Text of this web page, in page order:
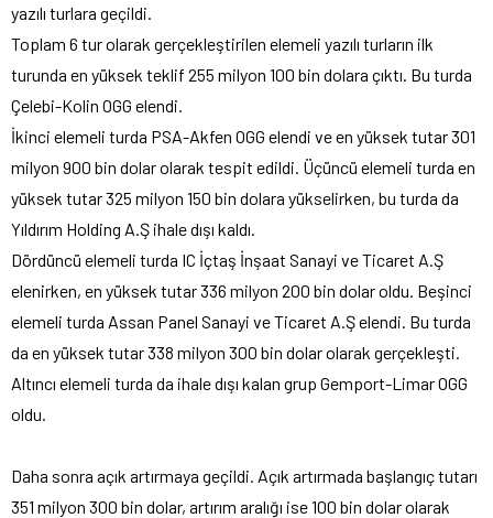
yazılı turlara geçildi.
Toplam 6 tur olarak gerçekleştirilen elemeli yazılı turların ilk
turunda en yüksek teklif 255 milyon 100 bin dolara çıktı. Bu turda
Çelebi-Kolin OGG elendi.
İkinci elemeli turda PSA-Akfen OGG elendi ve en yüksek tutar 301
milyon 900 bin dolar olarak tespit edildi. Üçüncü elemeli turda en
yüksek tutar 325 milyon 150 bin dolara yükselirken, bu turda da
Yıldırım Holding A.Ş ihale dışı kaldı.
Dördüncü elemeli turda IC İçtaş İnşaat Sanayi ve Ticaret A.Ş
elenirken, en yüksek tutar 336 milyon 200 bin dolar oldu. Beşinci
elemeli turda Assan Panel Sanayi ve Ticaret A.Ş elendi. Bu turda
da en yüksek tutar 338 milyon 300 bin dolar olarak gerçekleşti.
Altıncı elemeli turda da ihale dışı kalan grup Gemport-Limar OGG
oldu.
Daha sonra açık artırmaya geçildi. Açık artırmada başlangıç tutarı
351 milyon 300 bin dolar, artırım aralığı ise 100 bin dolar olarak